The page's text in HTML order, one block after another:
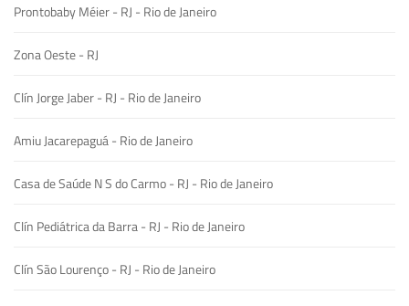
Prontobaby Méier - RJ - Rio de Janeiro
Zona Oeste - RJ
Clín Jorge Jaber - RJ - Rio de Janeiro
Amiu Jacarepaguá - Rio de Janeiro
Casa de Saúde N S do Carmo - RJ - Rio de Janeiro
Clín Pediátrica da Barra - RJ - Rio de Janeiro
Clín São Lourenço - RJ - Rio de Janeiro